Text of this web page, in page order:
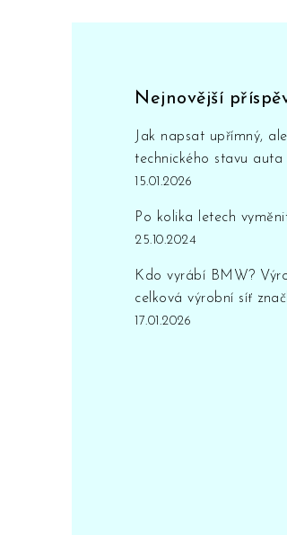
Nejnovější
Jak napsat upřímný,
technického stavu auta
15.01.2026
Po kolika letech
25.10.2024
Kdo vyrábí BMW?
celková výrobní síť
17.01.2026